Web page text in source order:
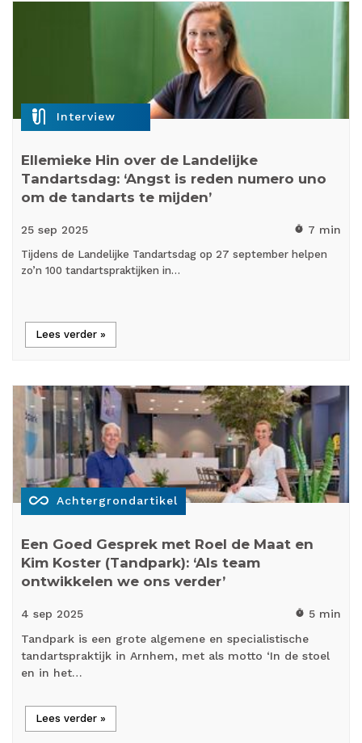
mic_external_on Interview
Ellemieke Hin over de Landelijke
Tandartsdag: ‘Angst is reden numero uno
om de tandarts te mijden’
25 sep 2025 timer 7 min
Tijdens de Landelijke Tandartsdag op 27 september helpen
zo’n 100 tandartspraktijken in…
Lees verder »
all_inclusive Achtergrondartikel
Een Goed Gesprek met Roel de Maat en
Kim Koster (Tandpark): ‘Als team
ontwikkelen we ons verder’
4 sep 2025 timer 5 min
Tandpark is een grote algemene en specialistische
tandartspraktijk in Arnhem, met als motto ‘In de stoel
en in het…
Lees verder »